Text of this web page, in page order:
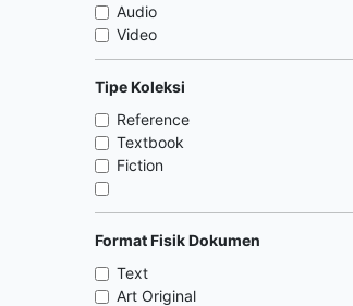
Audio
Video
Tipe Koleksi
Reference
Textbook
Fiction
Format Fisik Dokumen
Text
Art Original